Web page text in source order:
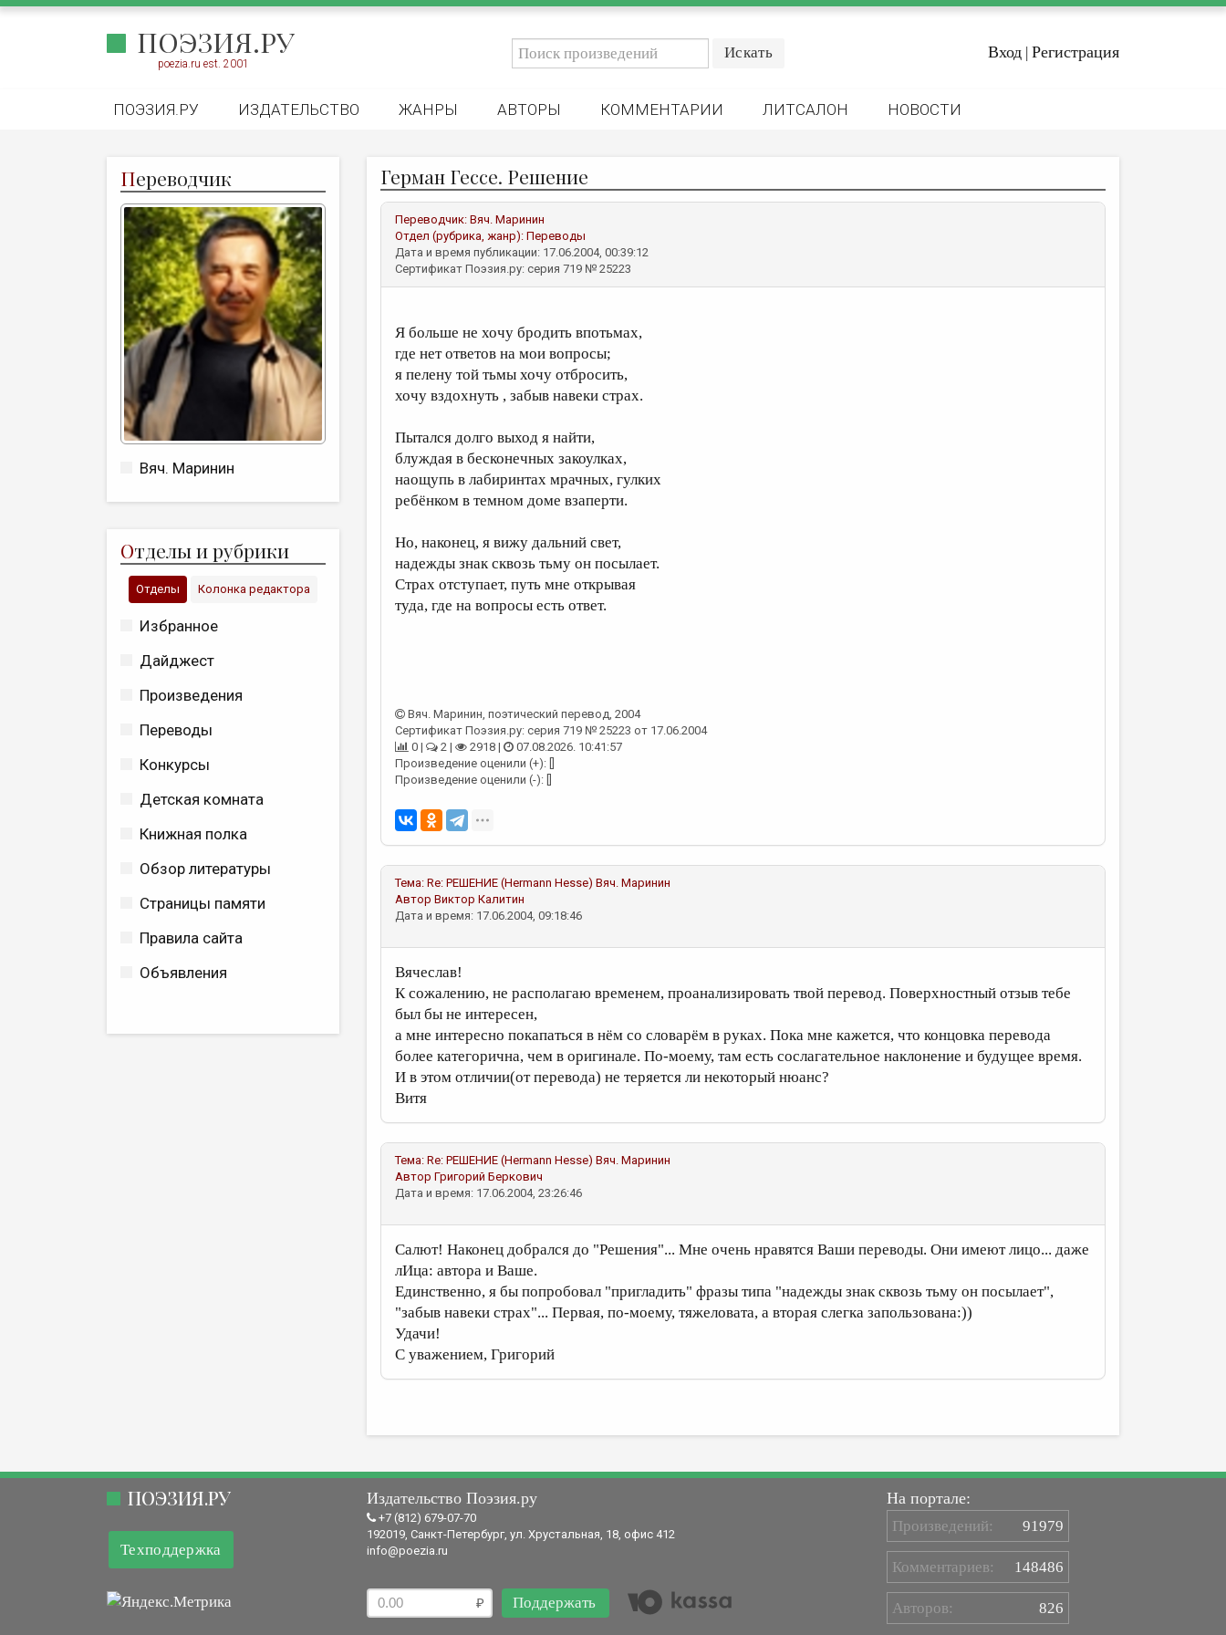
ПОЭЗИЯ.РУ
poezia.ru est. 2001
Вход | Регистрация
ПОЭЗИЯ.РУ ИЗДАТЕЛЬСТВО ЖАНРЫ АВТОРЫ КОММЕНТАРИИ ЛИТСАЛОН НОВОСТИ
Переводчик
Вяч. Маринин
Отделы и рубрики
Отделы Колонка редактора
Избранное
Дайджест
Произведения
Переводы
Конкурсы
Детская комната
Книжная полка
Обзор литературы
Страницы памяти
Правила сайта
Объявления
Герман Гессе. Pешение
Переводчик: Вяч. Маринин
Отдел (рубрика, жанр): Переводы
Дата и время публикации: 17.06.2004, 00:39:12
Сертификат Поэзия.ру: серия 719 № 25223
Я больше не хочу бродить впотьмах,
где нет ответов на мои вопросы;
я пелену той тьмы хочу отбросить,
хочу вздохнуть , забыв навеки страх.
Пытался долго выход я найти,
блуждая в бесконечных закоулках,
наощупь в лабиринтах мрачных, гулких
ребёнком в темном доме взаперти.
Но, наконец, я вижу дальний свет,
надежды знак сквозь тьму он посылает.
Cтрах отступает, путь мне открывая
туда, где на вопросы есть ответ.
Вяч. Маринин, поэтический перевод, 2004
Сертификат Поэзия.ру: серия 719 № 25223 от 17.06.2004
0 |
2 | 2918 |
07.08.2026. 10:41:57
Произведение оценили (+): []
Произведение оценили (-): []
Тема: Re: PЕШЕНИЕ (Hermann Hesse) Вяч. Маринин
Автор Виктор Калитин
Дата и время: 17.06.2004, 09:18:46
Вячеслав!
К сожалению, не располагаю временем, проанализировать твой перевод. Поверхностный отзыв тебе
был бы не интересен,
а мне интересно покапаться в нём со словарём в руках. Пока мне кажется, что концовка перевода
более категорична, чем в оригинале. По-моему, там есть сослагательное наклонение и будущее время.
И в этом отличии(от перевода) не теряется ли некоторый нюанс?
Витя
Тема: Re: PЕШЕНИЕ (Hermann Hesse) Вяч. Маринин
Автор Григорий Беркович
Дата и время: 17.06.2004, 23:26:46
Салют! Наконец добрался до "Решения"... Мне очень нравятся Ваши переводы. Они имеют лицо... даже
лИца: автора и Ваше.
Единственно, я бы попробовал "пригладить" фразы типа "надежды знак сквозь тьму он посылает",
"забыв навеки страх"... Первая, по-моему, тяжеловата, а вторая слегка запользована:))
Удачи!
С уважением, Григорий
ПОЭЗИЯ.РУ
Техподдержка
Издательство Поэзия.ру
+7 (812) 679-07-70
192019, Санкт-Петербург, ул. Хрустальная, 18, офис 412
info@poezia.ru
Поддержать
На портале:
Произведений: 91979
Комментариев: 148486
Авторов: 826